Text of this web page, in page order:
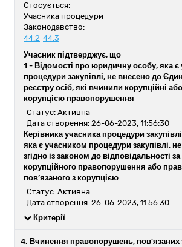
Стосується:
Учасника процедури
Законодавство:
44.2 44.3
Учасник підтверджує, що
1 - Відомості про юридичну особу, яка
процедури закупівлі, не внесено до
реєстру осіб, які вчинили корупційні
корупцією правопорушення
Статус: Активна
Дата створення: 26-06-2023, 11:56:30
Керівника учасника процедури
яка є учасником процедури закупівлі,
згідно із законом до відповідальності
корупційного правопорушення або
пов’язаного з корупцією
Статус: Активна
Дата створення: 26-06-2023, 11:56:30
Критерії
4. Вчинення правопорушень, пов'язаних